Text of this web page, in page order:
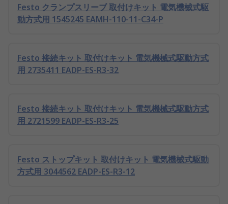
Festo クランプスリーブ 取付けキット 電気機械式駆
動方式用 1545245 EAMH-110-11-C34-P
Festo 接続キット 取付けキット 電気機械式駆動方式
用 2735411 EADP-ES-R3-32
Festo 接続キット 取付けキット 電気機械式駆動方式
用 2721599 EADP-ES-R3-25
Festo ストップキット 取付けキット 電気機械式駆動
方式用 3044562 EADP-ES-R3-12